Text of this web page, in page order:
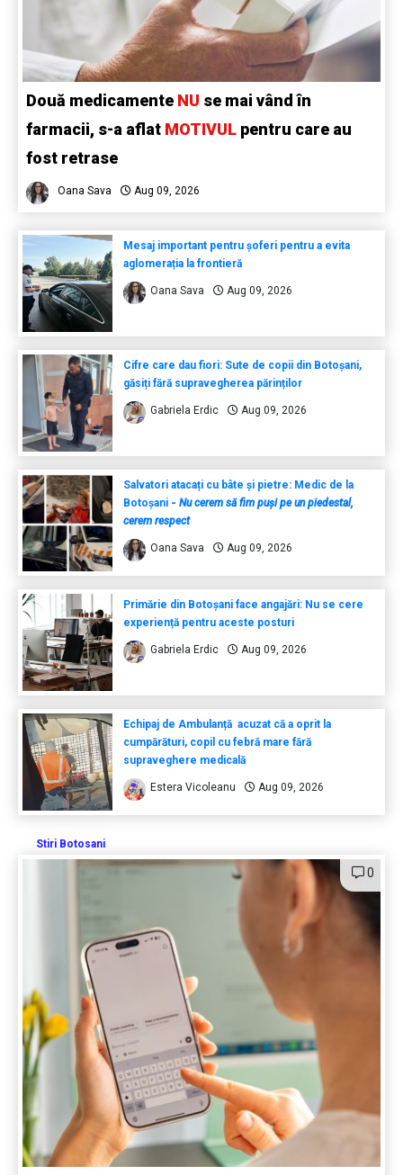
Două medicamente NU se mai vând în
farmacii, s-a aflat MOTIVUL pentru care au
fost retrase
Oana Sava Aug 09, 2026
Mesaj important pentru șoferi pentru a evita
aglomerația la frontieră
Oana Sava Aug 09, 2026
Cifre care dau fiori: Sute de copii din Botoșani,
găsiți fără supravegherea părinților
Gabriela Erdic Aug 09, 2026
Salvatori atacați cu bâte și pietre: Medic de la
Botoșani - Nu cerem să fim puși pe un piedestal,
cerem respect
Oana Sava Aug 09, 2026
Primărie din Botoșani face angajări: Nu se cere
experiență pentru aceste posturi
Gabriela Erdic Aug 09, 2026
Echipaj de Ambulanță acuzat că a oprit la
cumpărături, copil cu febră mare fără
supraveghere medicală
Estera Vicoleanu Aug 09, 2026
Stiri Botosani
0